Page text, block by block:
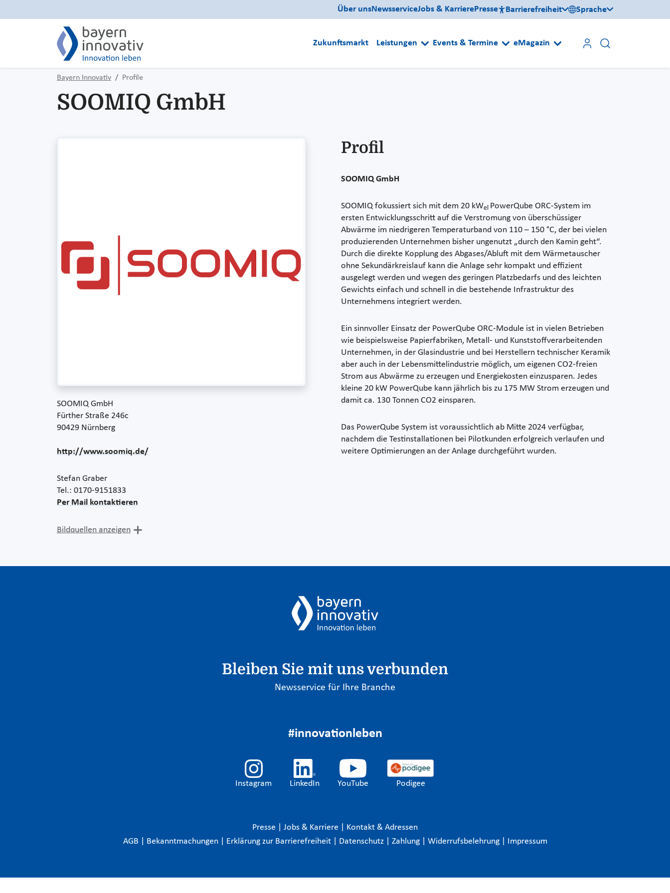
Über unsNewsserviceJobs & KarrierePresse Barrierefreiheit Sprache
Zukunftsmarkt Leistungen Events & Termine eMagazin
Bayern Innovativ Profile
SOOMIQ GmbH
SOOMIQ GmbH
Fürther Straße 246c
90429 Nürnberg
http://www.soomiq.de/
Stefan Graber
Tel.: 0170-9151833
Per Mail kontaktieren
Profil
SOOMIQ GmbH
SOOMIQ fokussiert sich mit dem 20 kWel PowerQube ORC-System im
ersten Entwicklungsschritt auf die Verstromung von überschüssiger
Abwärme im niedrigeren Temperaturband von 110 – 150 °C, der bei vielen
produzierenden Unternehmen bisher ungenutzt „durch den Kamin geht“.
Durch die direkte Kopplung des Abgases/Abluft mit dem Wärmetauscher
ohne Sekundärkreislauf kann die Anlage sehr kompakt und effizient
ausgelegt werden und wegen des geringen Platzbedarfs und des leichten
Gewichts einfach und schnell in die bestehende Infrastruktur des
Unternehmens integriert werden.
Ein sinnvoller Einsatz der PowerQube ORC-Module ist in vielen Betrieben
wie beispielsweise Papierfabriken, Metall- und Kunststoffverarbeitenden
Unternehmen, in der Glasindustrie und bei Herstellern technischer Keramik
aber auch in der Lebensmittelindustrie möglich, um eigenen CO2-freien
Strom aus Abwärme zu erzeugen und Energiekosten einzusparen. Jedes
kleine 20 kW PowerQube kann jährlich bis zu 175 MW Strom erzeugen und
damit ca. 130 Tonnen CO2 einsparen.
Das PowerQube System ist voraussichtlich ab Mitte 2024 verfügbar,
nachdem die Testinstallationen bei Pilotkunden erfolgreich verlaufen und
weitere Optimierungen an der Anlage durchgeführt wurden.
Bildquellen anzeigen
Bleiben Sie mit uns verbunden
Newsservice für Ihre Branche
#innovationleben
Instagram LinkedIn YouTube Podigee
Presse Jobs & Karriere
Kontakt & Adressen
AGB
Bekanntmachungen Erklärung zur Barrierefreiheit Datenschutz Zahlung Widerrufsbelehrung Impressum